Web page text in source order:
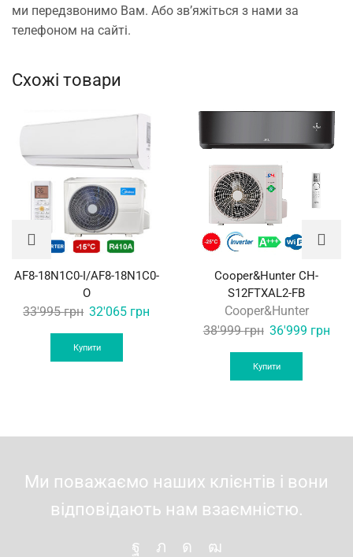
ми передзвонимо Вам. Або зв’яжіться з нами за
телефоном на сайті.
Схожі товари
AF8-18N1C0-I/AF8-18N1C0-
O
33'995грн Original
price
was:
32'065 грн
Купити
Cooper&Hunter CH-
S12FTXAL2-FB
Cooper&Hunter
38'999грн Original
price
was:
36'999 грн
Купити
Ми поважаємо наших клієнтів і вони
відповідають нам взаємністю.